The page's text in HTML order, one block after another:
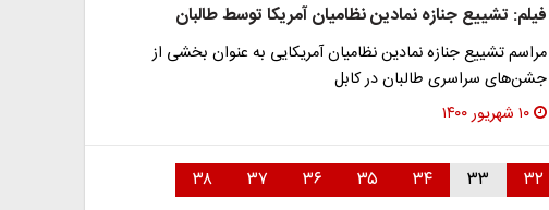
فیلم: تشییع جنازه نمادین نظامیان آمریکا توسط طالبان
مراسم تشییع جنازه نمادین نظامیان آمریکایی به عنوان بخشی از
جشن‌های سراسری طالبان در کابل
۱۰ شهریور ۱۴۰۰
۳۲ ۳۳ ۳۴ ۳۵ ۳۶ ۳۷ ۳۸